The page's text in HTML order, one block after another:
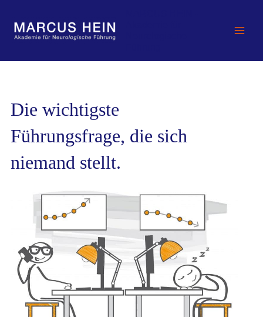
springen
Die wichtigste
Führungsfrage, die sich
niemand stellt.